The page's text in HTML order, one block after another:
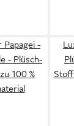
Papagei -
- Plüsch-
100 %